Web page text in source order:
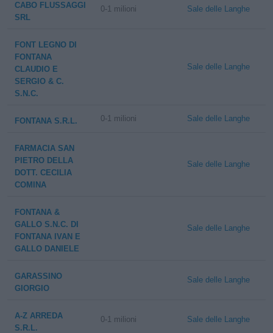
CABO FLUSSAGGI
SRL
0-1 milioni Sale delle Langhe
FONT LEGNO DI
FONTANA
CLAUDIO E
SERGIO & C.
S.N.C.
Sale delle Langhe
FONTANA S.R.L. 0-1 milioni Sale delle Langhe
FARMACIA SAN
PIETRO DELLA
DOTT. CECILIA
COMINA
Sale delle Langhe
FONTANA &
GALLO S.N.C. DI
FONTANA IVAN E
GALLO DANIELE
Sale delle Langhe
GARASSINO
GIORGIO
Sale delle Langhe
A-Z ARREDA
S.R.L.
0-1 milioni Sale delle Langhe